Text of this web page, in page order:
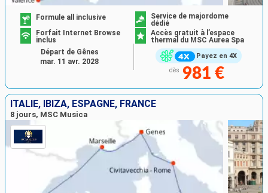
Payez en 4X
Formule all inclusive
Service de majordome
dédié
Forfait Internet Browse
inclus
Accès gratuit à l’espace
thermal du MSC Aurea Spa
dès 981 €
Départ de Gênes
mar. 11 avr. 2028
ITALIE, IBIZA, ESPAGNE, FRANCE
8 jours, MSC Musica